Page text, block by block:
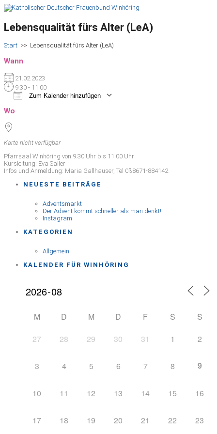
Lebensqualität fürs Alter (LeA)
Start >> Lebensqualität fürs Alter (LeA)
Wann
21.02.2023
9:30 - 11:00
Zum Kalender hinzufügen
Wo
Karte nicht verfügbar
Pfarrsaal Winhöring von 9.30 Uhr bis 11.00 Uhr
Kursleitung: Eva Saller
Infos und Anmeldung: Maria Gallhauser, Tel 0ß8671-884142
NEUESTE BEITRÄGE
Adventsmarkt
Der Advent kommt schneller als man denkt!
Instagram
KATEGORIEN
Allgemein
KALENDER FÜR WINHÖRING
M D M D F S
S
27
28 29 30 31 1 2
3 4 5 6 7 8 9
10 11 12 13 14 15 16
17 18 19 20 21 22 23